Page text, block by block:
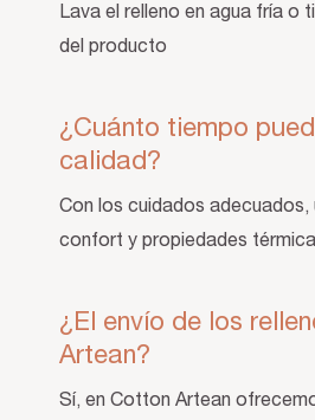
Lava el relleno en agua fría o
del producto
¿Cuánto tiempo
calidad?
Con los cuidados adecuados,
confort y propiedades
¿El envío de los
Artean?
Sí, en Cotton Artean